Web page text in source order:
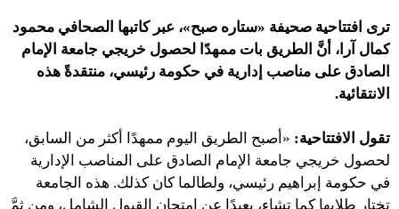
ترى افتتاحية صحيفة «ستاره صبح»، عبر كاتبها الصحافي محمود
كمال آرا، أنَّ الطريق بات ممهدًا لحصول خريجي جامعة الإمام
الصادق على مناصب إدارية في حكومة رئيسي، منتقدةً هذه
الانتقائية.
تقول الافتتاحية: «أصبح الطريق اليوم ممهدًا أكثر من السابق،
لحصول خريجي جامعة الإمام الصادق على المناصب الإدارية
في حكومة إبراهيم رئيسي، ولطالما كان كذلك. هذه الجامعة
تختار طلابها كما تشاء، بعيدًا عن امتحان القبول الشامل، ومن ثمَّ